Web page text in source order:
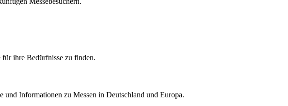
für ihre Bedürfnisse zu finden.
und Informationen zu Messen in Deutschland und Europa.